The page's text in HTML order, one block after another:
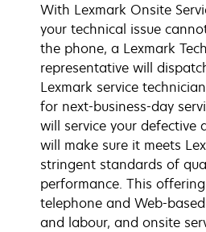
With Lexmark Onsite
your technical issue
the phone, a Lexmark
representative will
Lexmark service
for next-business-day
will service your defective
will make sure it meets
stringent standards of
performance. This
telephone and Web-
and labour, and onsite